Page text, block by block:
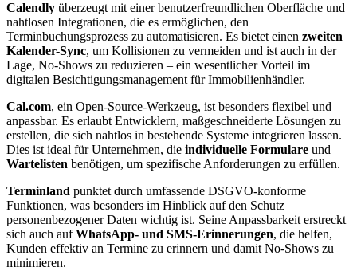
Calendly überzeugt mit einer benutzerfreundlichen Oberfläche und
nahtlosen Integrationen, die es ermöglichen, den
Terminbuchungsprozess zu automatisieren. Es bietet einen zweiten
Kalender-Sync, um Kollisionen zu vermeiden und ist auch in der
Lage, No-Shows zu reduzieren – ein wesentlicher Vorteil im
digitalen Besichtigungsmanagement für Immobilienhändler.
Cal.com, ein Open-Source-Werkzeug, ist besonders flexibel und
anpassbar. Es erlaubt Entwicklern, maßgeschneiderte Lösungen zu
erstellen, die sich nahtlos in bestehende Systeme integrieren lassen.
Dies ist ideal für Unternehmen, die individuelle Formulare und
Wartelisten benötigen, um spezifische Anforderungen zu erfüllen.
Terminland punktet durch umfassende DSGVO-konforme
Funktionen, was besonders im Hinblick auf den Schutz
personenbezogener Daten wichtig ist. Seine Anpassbarkeit erstreckt
sich auch aufWhatsApp- und SMS-Erinnerungen, die helfen,
Kunden effektiv an Termine zu erinnern und damit No-Shows zu
minimieren.